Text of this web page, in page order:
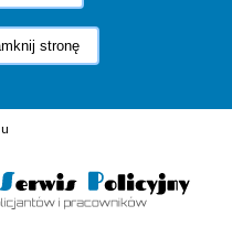
stronę